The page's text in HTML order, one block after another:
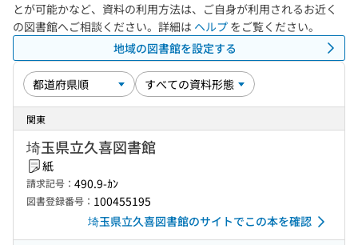
とが可能かなど、資料の利用方法は、ご自身が利用されるお近く
の図書館へご相談ください。詳細は ヘルプ をご覧ください。
地域の図書館を設定する
関東
埼玉県立久喜図書館
紙
請求記号： 490.9-ｶﾝ
図書登録番号： 100455195
埼玉県立久喜図書館のサイトでこの本を確認